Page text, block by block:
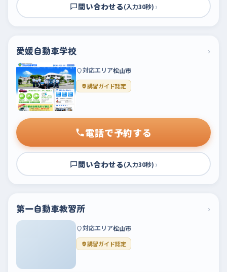
問い合わせる(入力30秒) ›
愛媛自動車学校 ›
対応エリア松山市
講習ガイド認定
電話で予約する
問い合わせる(入力30秒) ›
第一自動車教習所 ›
対応エリア松山市
講習ガイド認定